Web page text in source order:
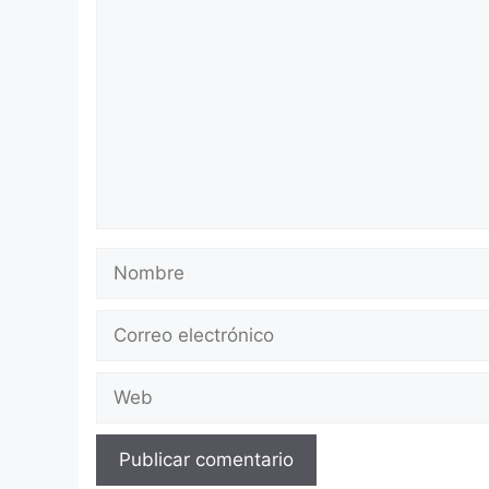
Nombre
Correo
Web